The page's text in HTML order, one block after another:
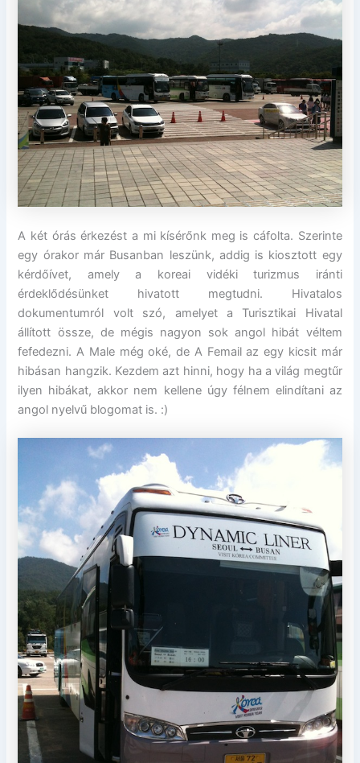
A két órás érkezést a mi kísérőnk meg is cáfolta. Szerinte
egy órakor már Busanban leszünk, addig is kiosztott egy
kérdőívet, amely a koreai vidéki turizmus iránti
érdeklődésünket hivatott megtudni. Hivatalos
dokumentumról volt szó, amelyet a Turisztikai Hivatal
állított össze, de mégis nagyon sok angol hibát véltem
fefedezni. A Male még oké, de A Femail az egy kicsit már
hibásan hangzik. Kezdem azt hinni, hogy ha a világ megtűr
ilyen hibákat, akkor nem kellene úgy félnem elindítani az
angol nyelvű blogomat is. :)